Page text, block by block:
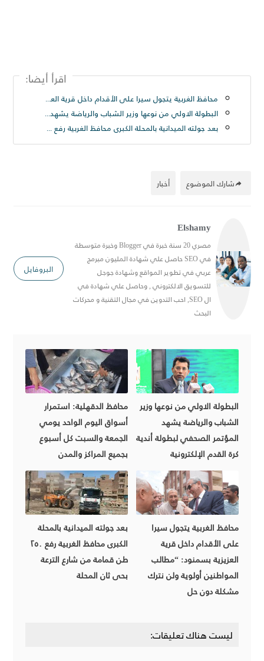
اقرأ أيضا:
محافظ الغربية يتجول سيرا على الأقدام داخل قرية العزيزية بسمنود: “مطالب المواطنين أولوية ولن نترك مشكلة دون حل
البطولة الاولي من نوعها وزير الشباب والرياضة يشهد المؤتمر الصحفي لبطولة أندية كرة القدم الإلكترونية
بعد جولته الميدانية بالمحلة الكبرى محافظ الغربية رفع ٢٥٠ طن قمامة من شارع الترعة بحى ثان المحلة
أخبار شارك الموضوع
Elshamy
مصري 20 سنة خبرة في Blogger وخبرة متوسطة
في SEO حاصل علي شهادة المليون مبرمج
عربي في تطوير المواقع وشهادة جوجل
للتسويق الالكتروني , وحاصل علي شهادة في
ال SEO, احب التدوين في مجال التقنية و محركات
البحث
البروفايل
محافظ الدقهلية: استمرار
أسواق اليوم الواحد يومي
الجمعة والسبت كل أسبوع
بجميع المراكز والمدن
البطولة الاولي من نوعها وزير
الشباب والرياضة يشهد
المؤتمر الصحفي لبطولة أندية
كرة القدم الإلكترونية
بعد جولته الميدانية بالمحلة
الكبرى محافظ الغربية رفع ٢٥٠
طن قمامة من شارع الترعة
بحى ثان المحلة
محافظ الغربية يتجول سيرا
على الأقدام داخل قرية
العزيزية بسمنود: “مطالب
المواطنين أولوية ولن نترك
مشكلة دون حل
ليست هناك تعليقات: